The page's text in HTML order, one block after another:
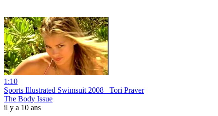
1:10
Sports Illustrated Swimsuit 2008_ Tori Praver
The Body Issue
il y a 10 ans